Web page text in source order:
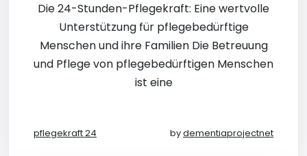
Die 24-Stunden-Pflegekraft: Eine wertvolle
Unterstützung für pflegebedürftige
Menschen und ihre Familien Die Betreuung
und Pflege von pflegebedürftigen Menschen
ist eine
pflegekraft 24 bydementiaprojectnet